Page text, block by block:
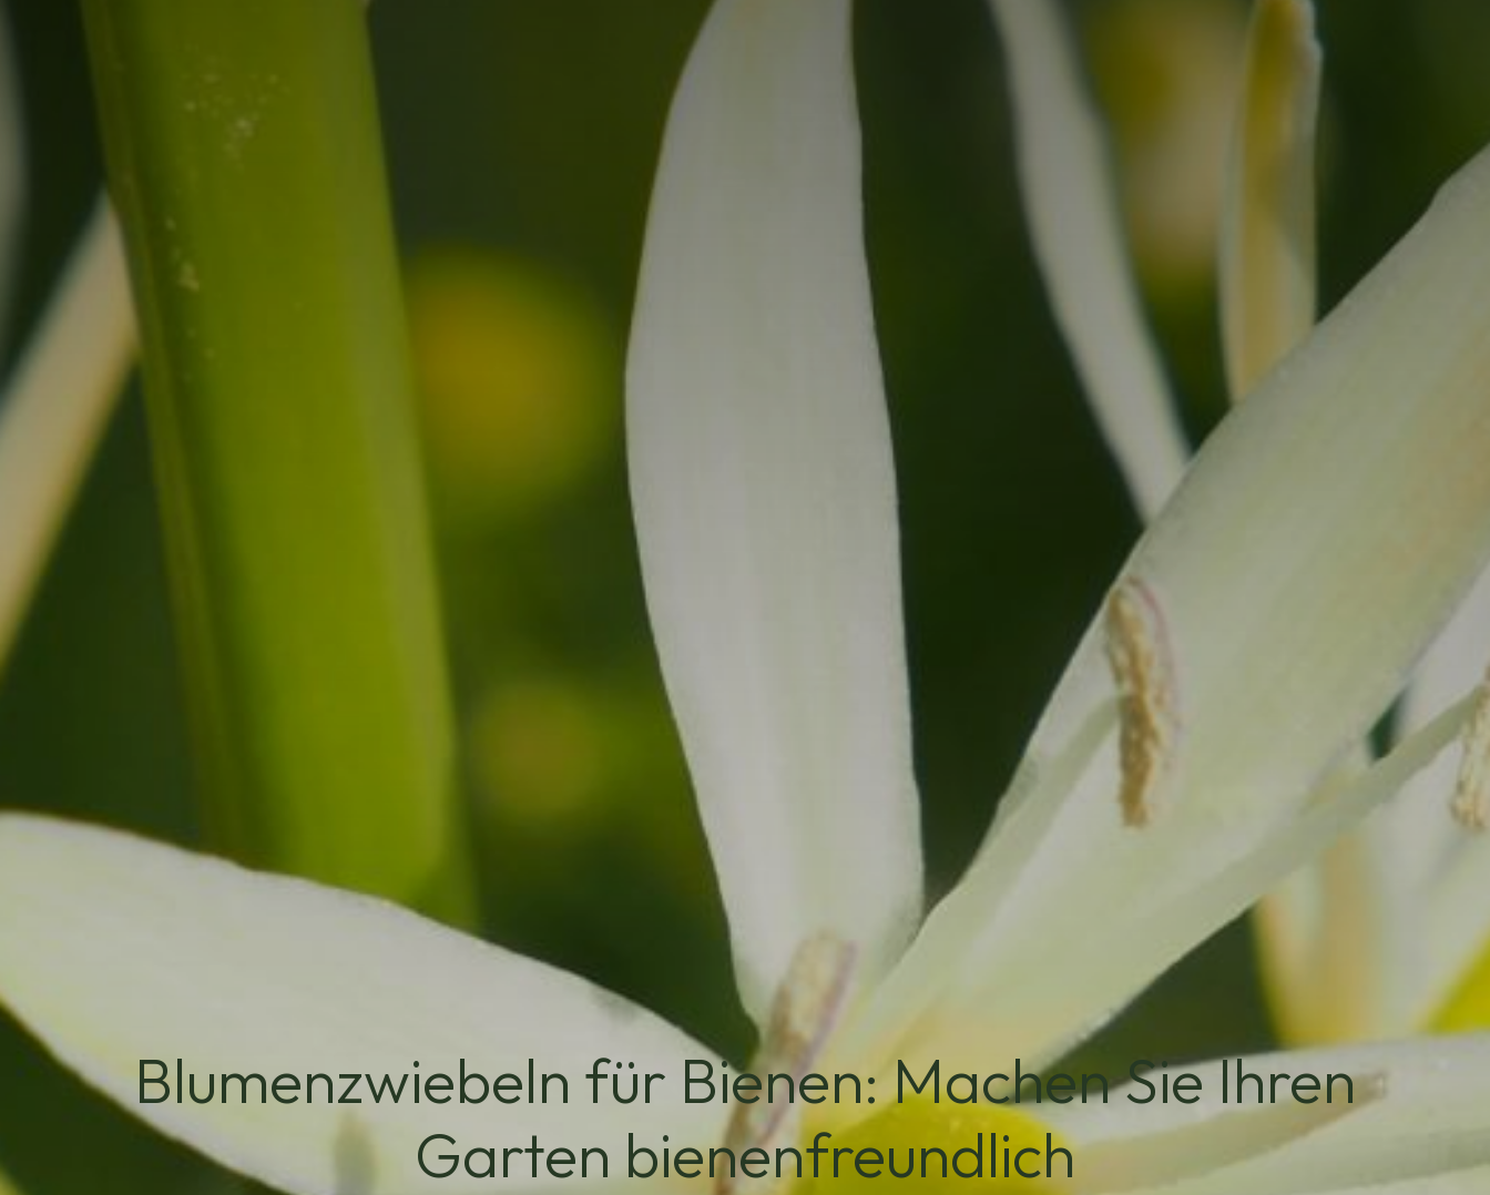
Blumenzwiebeln für Bienen: Machen Sie Ihren
Garten bienenfreundlich